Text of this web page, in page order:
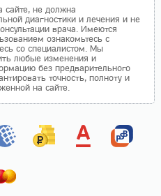
сайте, не должна
диагностики и лечения и не
врача. Имеются
ознакомьтесь с
со специалистом. Мы
любые изменения и
без предварительного
точность, полноту и
на сайте.